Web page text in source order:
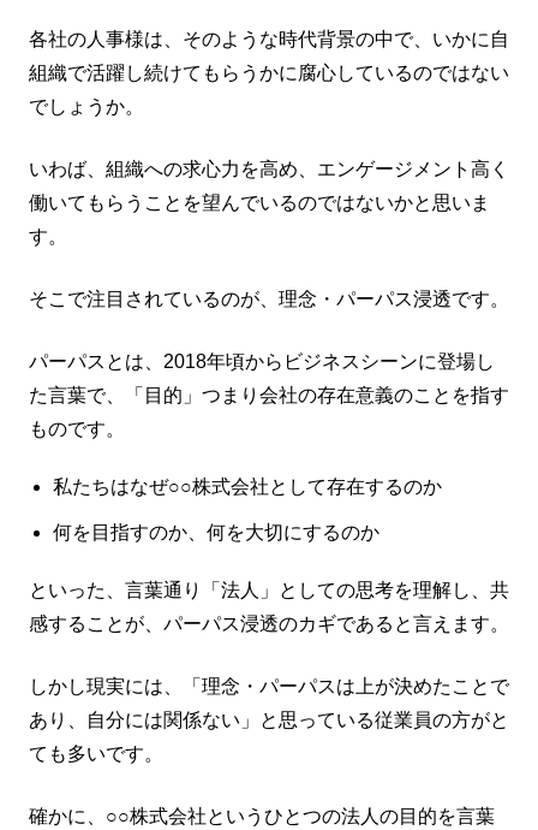
各社の人事様は、そのような時代背景の中で、いかに自
組織で活躍し続けてもらうかに腐心しているのではない
でしょうか。
いわば、組織への求心力を高め、エンゲージメント高く
働いてもらうことを望んでいるのではないかと思いま
す。
そこで注目されているのが、理念・パーパス浸透です。
パーパスとは、2018年頃からビジネスシーンに登場し
た言葉で、「目的」つまり会社の存在意義のことを指す
ものです。
私たちはなぜ○○株式会社として存在するのか
何を目指すのか、何を大切にするのか
といった、言葉通り「法人」としての思考を理解し、共
感することが、パーパス浸透のカギであると言えます。
しかし現実には、「理念・パーパスは上が決めたことで
あり、自分には関係ない」と思っている従業員の方がと
ても多いです。
確かに、○○株式会社というひとつの法人の目的を言葉